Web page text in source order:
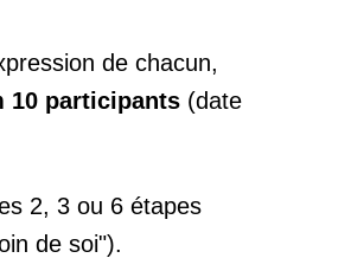
de chacun,
10 participants (date
2, 3 ou 6 étapes
de soi").